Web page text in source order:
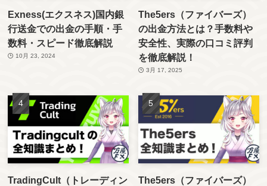
Exness(エクスネス)国内銀
行送金での出金の手順・手
数料・スピード徹底解説
10月 23, 2024
The5ers（ファイバーズ）
の出金方法とは？手数料や
安全性、実際の口コミ評判
を徹底解説！
3月 17, 2025
TradingCult（トレーディン
The5ers（ファイバーズ）